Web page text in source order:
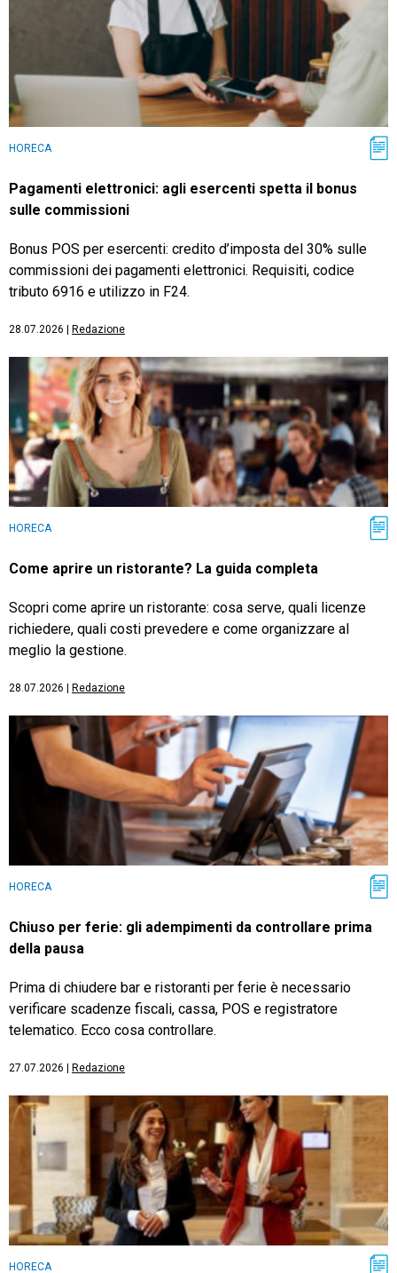
HORECA
Pagamenti elettronici: agli esercenti spetta il bonus
sulle commissioni
Bonus POS per esercenti: credito d’imposta del 30% sulle
commissioni dei pagamenti elettronici. Requisiti, codice
tributo 6916 e utilizzo in F24.
28.07.2026 Redazione
HORECA
Come aprire un ristorante? La guida completa
Scopri come aprire un ristorante: cosa serve, quali licenze
richiedere, quali costi prevedere e come organizzare al
meglio la gestione.
28.07.2026 Redazione
HORECA
Chiuso per ferie: gli adempimenti da controllare prima
della pausa
Prima di chiudere bar e ristoranti per ferie è necessario
verificare scadenze fiscali, cassa, POS e registratore
telematico. Ecco cosa controllare.
27.07.2026 Redazione
HORECA